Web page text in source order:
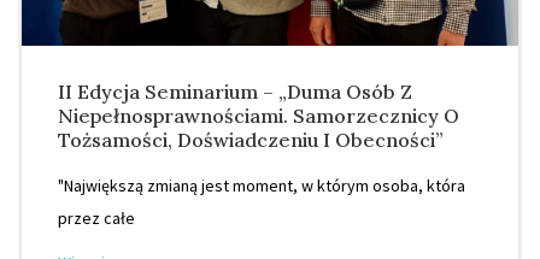
II Edycja Seminarium – „Duma Osób Z
Niepełnosprawnościami. Samorzecznicy O
Tożsamości, Doświadczeniu I Obecności”
"Największą zmianą jest moment, w którym osoba, która
przez całe